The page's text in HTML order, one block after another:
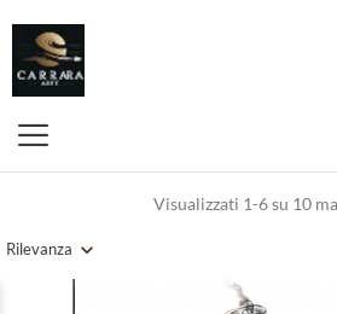
Rilevanza
Visualizzati 1-6 su 10